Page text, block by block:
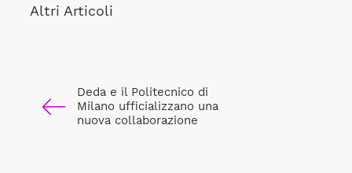
Altri Articoli
Deda e il Politecnico di
Milano ufficializzano una
nuova collaborazione